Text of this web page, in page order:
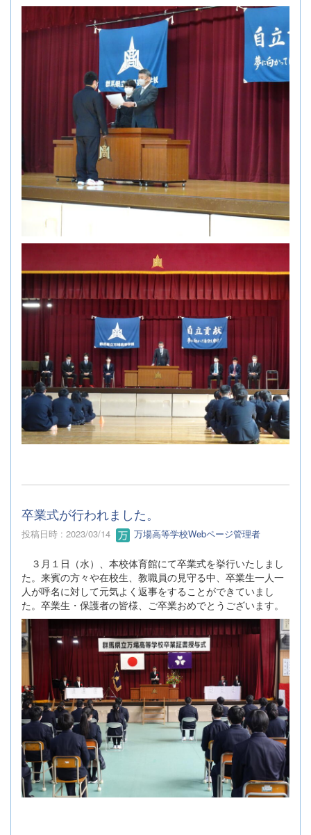
卒業式が行われました。
投稿日時 : 2023/03/14 万場高等学校Webページ管理者
３月１日（水）、本校体育館にて卒業式を挙行いたしまし
た。来賓の方々や在校生、教職員の見守る中、卒業生一人一
人が呼名に対して元気よく返事をすることができていまし
た。卒業生・保護者の皆様、ご卒業おめでとうございます。